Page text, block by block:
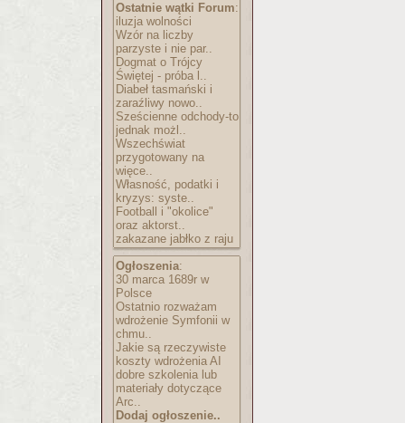
Ostatnie wątki Forum:
iluzja wolności
Wzór na liczby
parzyste i nie par..
Dogmat o Trójcy
Świętej - próba l..
Diabeł tasmański i
zaraźliwy nowo..
Sześcienne odchody-to
jednak możl..
Wszechświat
przygotowany na
więce..
Własność, podatki i
kryzys: syste..
Football i "okolice"
oraz aktorst..
zakazane jabłko z raju
Ogłoszenia:
30 marca 1689r w
Polsce
Ostatnio rozważam
wdrożenie Symfonii w
chmu..
Jakie są rzeczywiste
koszty wdrożenia AI
dobre szkolenia lub
materiały dotyczące
Arc..
Dodaj ogłoszenie..